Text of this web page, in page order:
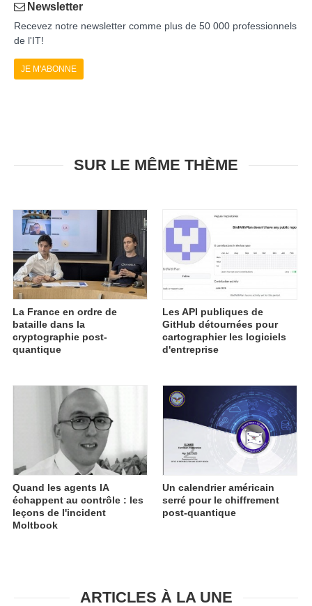
Newsletter
Recevez notre newsletter comme plus de 50 000 professionnels
de l'IT!
JE M'ABONNE
SUR LE MÊME THÈME
La France en ordre de
bataille dans la
cryptographie post-
quantique
Les API publiques de
GitHub détournées pour
cartographier les logiciels
d'entreprise
Quand les agents IA
échappent au contrôle : les
leçons de l'incident
Moltbook
Un calendrier américain
serré pour le chiffrement
post‑quantique
ARTICLES À LA UNE